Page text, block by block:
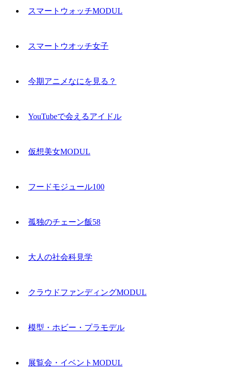
スマートウォッチMODUL
スマートウオッチ女子
今期アニメなにを見る？
YouTubeで会えるアイドル
仮想美女MODUL
フードモジュール100
孤独のチェーン飯58
大人の社会科見学
クラウドファンディングMODUL
模型・ホビー・プラモデル
展覧会・イベントMODUL